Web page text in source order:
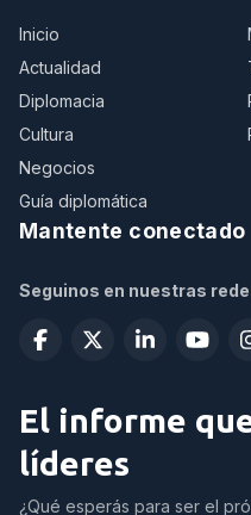
Inicio
Actualidad
Diplomacia
Cultura
Negocios
Guía diplomática
Mantente conectado
Seguinos en nuestras
El informe
líderes
¿Qué esperás para ser el